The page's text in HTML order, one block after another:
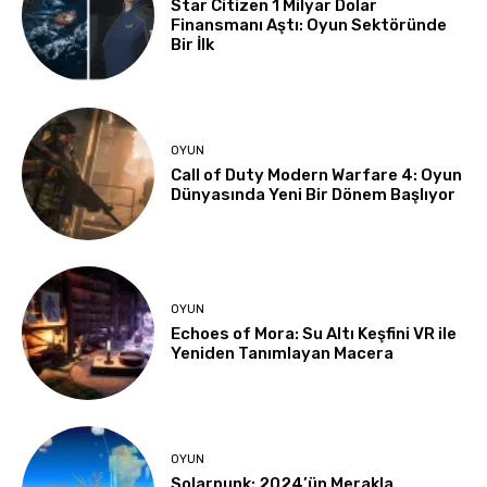
Star Citizen 1 Milyar Dolar
Finansmanı Aştı: Oyun Sektöründe
Bir İlk
OYUN
Call of Duty Modern Warfare 4: Oyun
Dünyasında Yeni Bir Dönem Başlıyor
OYUN
Echoes of Mora: Su Altı Keşfini VR ile
Yeniden Tanımlayan Macera
OYUN